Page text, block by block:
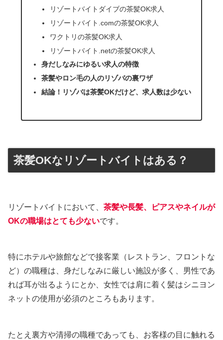
リゾートバイトダイブの茶髪OK求人
リゾートバイト.comの茶髪OK求人
ワクトリの茶髪OK求人
リゾートバイト.netの茶髪OK求人
身だしなみにゆるい求人の特徴
茶髪やロン毛の人のリゾバの裏ワザ
結論！リゾバは茶髪OKだけど、求人数は少ない
茶髪OKなリゾートバイトはある？
リゾートバイトにおいて、 茶髪や長髪、ピアスやネイルが
OKの職場はとても少ないです。
特にホテルや旅館などで接客業（レストラン、フロントな
ど）の職種は、身だしなみに厳しい施設が多く、男性であ
れば耳が出るようにとか、女性では肩に着く髪はシニヨン
ネットの使用が必須のところもあります。
たとえ裏方や清掃の職種であっても、お客様の目に触れる